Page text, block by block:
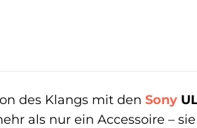
des Klangs mit den Sony
als nur ein Accessoire –